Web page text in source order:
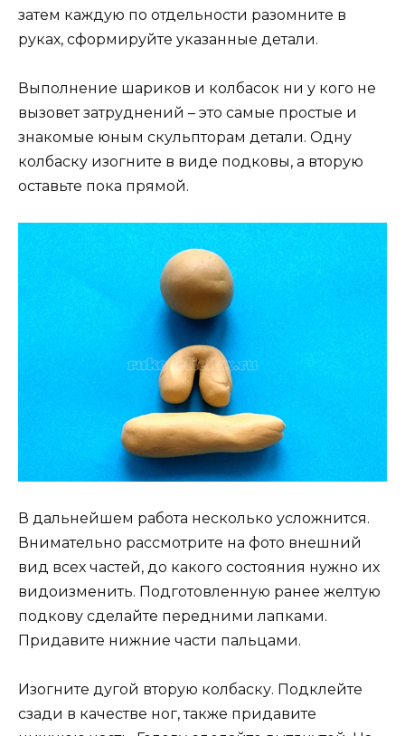
затем каждую по отдельности разомните в
руках, сформируйте указанные детали.
Выполнение шариков и колбасок ни у кого не
вызовет затруднений – это самые простые и
знакомые юным скульпторам детали. Одну
колбаску изогните в виде подковы, а вторую
оставьте пока прямой.
В дальнейшем работа несколько усложнится.
Внимательно рассмотрите на фото внешний
вид всех частей, до какого состояния нужно их
видоизменить. Подготовленную ранее желтую
подкову сделайте передними лапками.
Придавите нижние части пальцами.
Изогните дугой вторую колбаску. Подклейте
сзади в качестве ног, также придавите